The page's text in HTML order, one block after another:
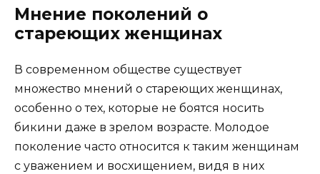
Мнение поколений о
стареющих женщинах
В современном обществе существует
множество мнений о стареющих женщинах,
особенно о тех, которые не боятся носить
бикини даже в зрелом возрасте. Молодое
поколение часто относится к таким женщинам
с уважением и восхищением, видя в них